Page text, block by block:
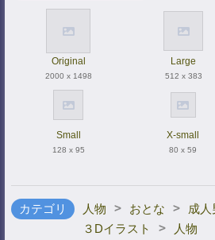
Original
2000 x 1498
Large
512 x 383
Small
128 x 95
X-small
80 x 59
カテゴリ 人物 > おとな >
成人
３Dイラスト
>
人物